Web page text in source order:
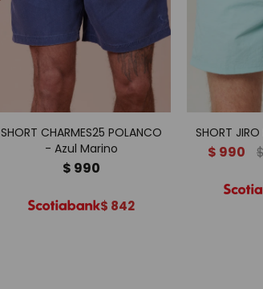
SHORT CHARMES25 POLANCO
- Azul Marino
$ 990
$ 842
SHORT
$ 990